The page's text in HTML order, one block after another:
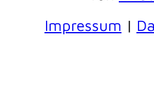
Impressum |